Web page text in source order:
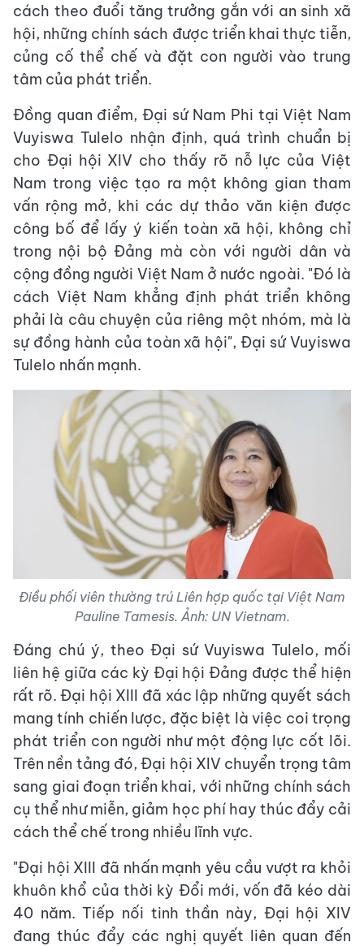
cách theo đuổi tăng trưởng gắn với an sinh xã
hội, những chính sách được triển khai thực tiễn,
củng cố thể chế và đặt con người vào trung
tâm của phát triển.
Đồng quan điểm, Đại sứ Nam Phi tại Việt Nam
Vuyiswa Tulelo nhận định, quá trình chuẩn bị
cho Đại hội XIV cho thấy rõ nỗ lực của Việt
Nam trong việc tạo ra một không gian tham
vấn rộng mở, khi các dự thảo văn kiện được
công bố để lấy ý kiến toàn xã hội, không chỉ
trong nội bộ Đảng mà còn với người dân và
cộng đồng người Việt Nam ở nước ngoài. "Đó là
cách Việt Nam khẳng định phát triển không
phải là câu chuyện của riêng một nhóm, mà là
sự đồng hành của toàn xã hội", Đại sứ Vuyiswa
Tulelo nhấn mạnh.
Điều phối viên thường trú Liên hợp quốc tại Việt Nam
Pauline Tamesis. Ảnh: UN Vietnam.
Đáng chú ý, theo Đại sứ Vuyiswa Tulelo, mối
liên hệ giữa các kỳ Đại hội Đảng được thể hiện
rất rõ. Đại hội XIII đã xác lập những quyết sách
mang tính chiến lược, đặc biệt là việc coi trọng
phát triển con người như một động lực cốt lõi.
Trên nền tảng đó, Đại hội XIV chuyển trọng tâm
sang giai đoạn triển khai, với những chính sách
cụ thể như miễn, giảm học phí hay thúc đẩy cải
cách thể chế trong nhiều lĩnh vực.
"Đại hội XIII đã nhấn mạnh yêu cầu vượt ra khỏi
khuôn khổ của thời kỳ Đổi mới, vốn đã kéo dài
40 năm. Tiếp nối tinh thần này, Đại hội XIV
đang thúc đẩy các nghị quyết liên quan đến